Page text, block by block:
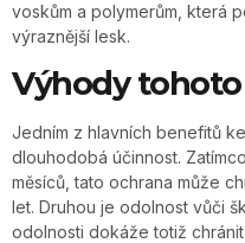
voskům a polymerům, která
výraznější lesk.
Výhody
Jedním z hlavních benefitů
dlouhodobá účinnost.
měsíců, tato ochrana může
let. Druhou je odolnost vůči
odolnosti dokáže totiž